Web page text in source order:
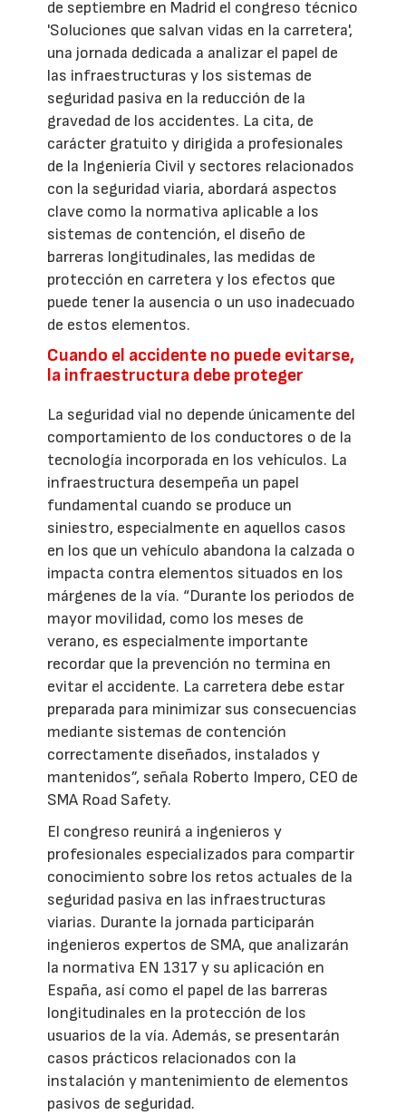
de septiembre en Madrid el congreso técnico
'Soluciones que salvan vidas en la carretera',
una jornada dedicada a analizar el papel de
las infraestructuras y los sistemas de
seguridad pasiva en la reducción de la
gravedad de los accidentes. La cita, de
carácter gratuito y dirigida a profesionales
de la Ingeniería Civil y sectores relacionados
con la seguridad viaria, abordará aspectos
clave como la normativa aplicable a los
sistemas de contención, el diseño de
barreras longitudinales, las medidas de
protección en carretera y los efectos que
puede tener la ausencia o un uso inadecuado
de estos elementos.
Cuando el accidente no puede evitarse,
la infraestructura debe proteger
La seguridad vial no depende únicamente del
comportamiento de los conductores o de la
tecnología incorporada en los vehículos. La
infraestructura desempeña un papel
fundamental cuando se produce un
siniestro, especialmente en aquellos casos
en los que un vehículo abandona la calzada o
impacta contra elementos situados en los
márgenes de la vía. “Durante los periodos de
mayor movilidad, como los meses de
verano, es especialmente importante
recordar que la prevención no termina en
evitar el accidente. La carretera debe estar
preparada para minimizar sus consecuencias
mediante sistemas de contención
correctamente diseñados, instalados y
mantenidos”, señala Roberto Impero, CEO de
SMA Road Safety.
El congreso reunirá a ingenieros y
profesionales especializados para compartir
conocimiento sobre los retos actuales de la
seguridad pasiva en las infraestructuras
viarias. Durante la jornada participarán
ingenieros expertos de SMA, que analizarán
la normativa EN 1317 y su aplicación en
España, así como el papel de las barreras
longitudinales en la protección de los
usuarios de la vía. Además, se presentarán
casos prácticos relacionados con la
instalación y mantenimiento de elementos
pasivos de seguridad.